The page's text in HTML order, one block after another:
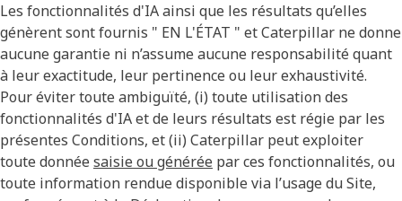
Les fonctionnalités d'IA ainsi que les résultats qu’elles
génèrent sont fournis " EN L'ÉTAT " et Caterpillar ne donne
aucune garantie ni n’assume aucune responsabilité quant
à leur exactitude, leur pertinence ou leur exhaustivité.
Pour éviter toute ambiguïté, (i) toute utilisation des
fonctionnalités d'IA et de leurs résultats est régie par les
présentes Conditions, et (ii) Caterpillar peut exploiter
toute donnéesaisie ou générée par ces fonctionnalités, ou
toute information rendue disponible via l’usage du Site,